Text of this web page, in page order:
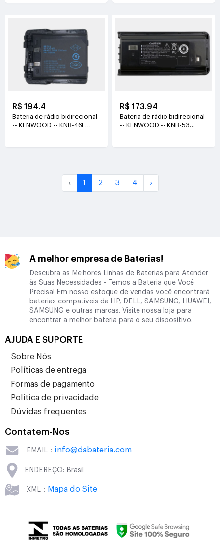
R$ 194.4
Bateria de rádio bidirecional
-- KENWOOD -- KNB-46L
R$ 173.94
Bateria de rádio bidirecional
-- KENWOOD -- KNB-53
‹ 1 2 3 4 ›
A melhor empresa de Baterias!
Descubra as Melhores Linhas de Baterias para Atender
às Suas Necessidades - Temos a Bateria que Você
Precisa! Em nosso estoque de vendas você encontrará
baterias compatíveis da HP, DELL, SAMSUNG, HUAWEI,
SAMSUNG e outras marcas. Visite nossa loja para
encontrar a melhor bateria para o seu dispositivo.
AJUDA E SUPORTE
Sobre Nós
Políticas de entrega
Formas de pagamento
Política de privacidade
Dúvidas frequentes
Contatem-Nos
EMAIL： info@dabateria.com
ENDEREÇO: Brasil
XML： Mapa do Site